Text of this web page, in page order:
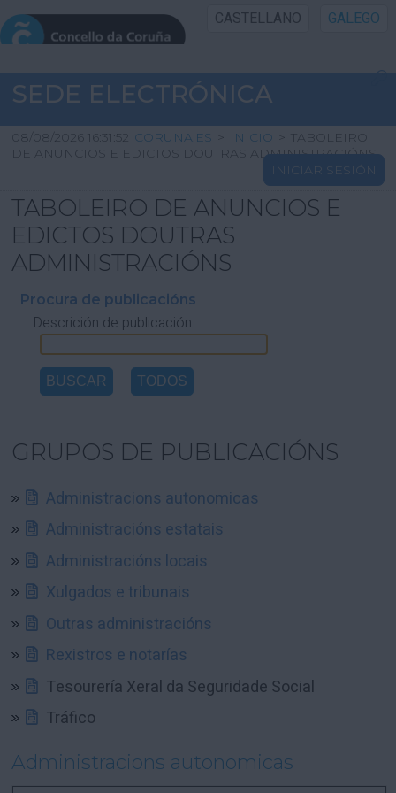
CASTELLANO GALEGO
INICIO SEDE
INICIO
INFORMACIÓN PÚBLICA
CARTAFOL CIDADÁN
UTILIDADES
AXUDA
SEDE ELECTRÓNICA
08/08/2026 16:31:52 CORUNA.ES > INICIO > TABOLEIRO
DE ANUNCIOS E EDICTOS DOUTRAS ADMINISTRACIÓNS
INICIAR SESIÓN
TABOLEIRO DE ANUNCIOS E
EDICTOS DOUTRAS
ADMINISTRACIÓNS
Procura de publicacións
Descrición de publicación
GRUPOS DE PUBLICACIÓNS
Administracions autonomicas
Administracións estatais
Administracións locais
Xulgados e tribunais
Outras administracións
Rexistros e notarías
Tesourería Xeral da Seguridade Social
Tráfico
Administracions autonomicas